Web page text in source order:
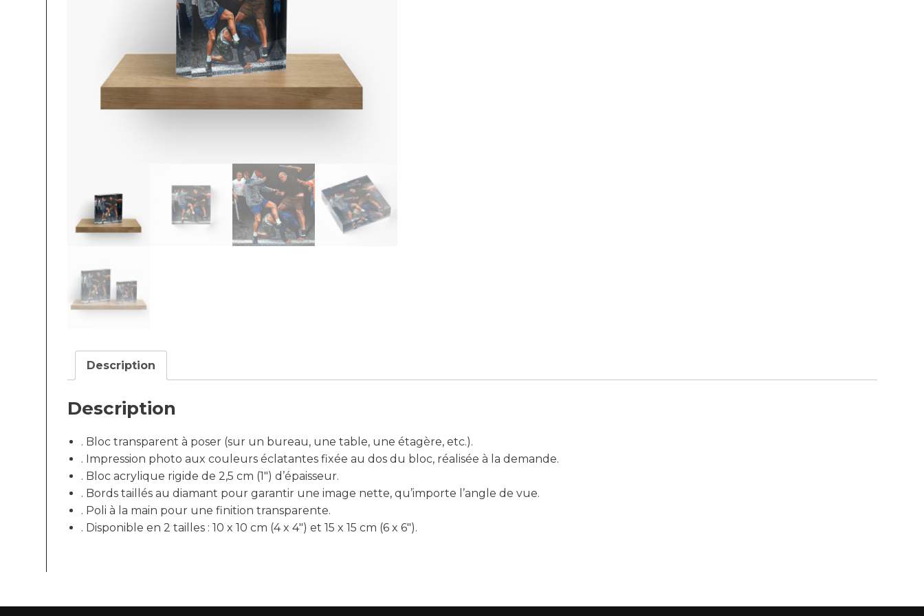
Description
Description
. Bloc transparent à poser (sur un bureau, une table, une étagère, etc.).
. Impression photo aux couleurs éclatantes fixée au dos du bloc, réalisée à la demande.
. Bloc acrylique rigide de 2,5 cm (1″) d’épaisseur.
. Bords taillés au diamant pour garantir une image nette, qu’importe l’angle de vue.
. Poli à la main pour une finition transparente.
. Disponible en 2 tailles : 10 x 10 cm (4 x 4″) et 15 x 15 cm (6 x 6″).